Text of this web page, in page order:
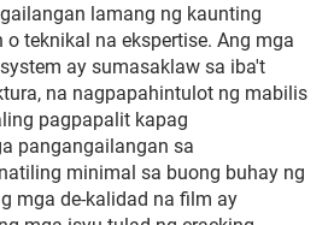
lamang ng kaunting
teknikal na ekspertise. Ang mga
ay sumasaklaw sa iba't
na nagpapahintulot ng mabilis
pagpapalit kapag
pangangailangan sa
minimal sa buong buhay ng
mga de-kalidad na film ay